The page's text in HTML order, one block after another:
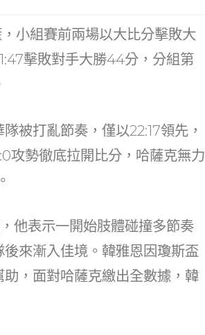
小組賽前兩場以大比分擊敗大
擊敗對手大勝44分，分組第
被打亂節奏，僅以22:17領先，
攻勢徹底拉開比分，哈薩克無力
他表示一開始肢體碰撞多節奏
來漸入佳境。韓雅恩因瓊斯盃
，面對哈薩克繳出全數據，韓